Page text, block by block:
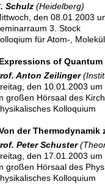
Schulz (Heidelberg)
den 08.01.2003
3. Stock
für Atom-,
of
Anton Zeilinger
den 10.01.2003
großen Hörsaal des
Kolloquium
der
Peter Schuster
den 17.01.2003
großen Hörsaal des
Kolloquium